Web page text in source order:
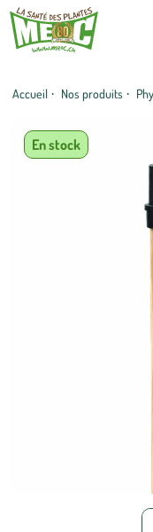
Accueil · Nos produits ·
En stock